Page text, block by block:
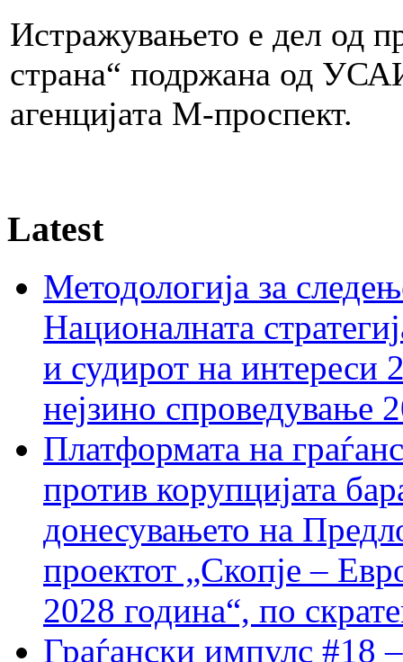
Истражувањето е дел од
страна“ подржана од
агенцијата М-проспект.
Latest
Методологија за
Националната
и судирот на интереси
нејзино спроведување
Платформата на
против корупцијата
донесувањето на
проектот „Скопје –
2028 година“, по
Граѓански импулс #18